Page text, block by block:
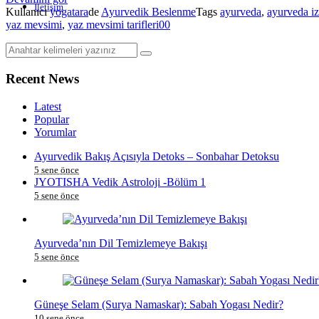
İletişim
Kullanıcıyogatarade Ayurvedik BeslenmeTags ayurveda, ayurveda
yaz mevsimi, yaz mevsimi tarifleri00
Recent News
Latest
Popular
Yorumlar
Ayurvedik Bakış Açısıyla Detoks – Sonbahar Detoksu
5 sene önce
JYOTISHA Vedik Astroloji -Bölüm 1
5 sene önce
Ayurveda’nın Dil Temizlemeye Bakışı
5 sene önce
Güneşe Selam (Surya Namaskar): Sabah Yogası Nedir?